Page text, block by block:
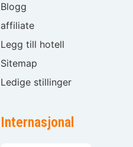
Blogg
affiliate
Legg till hotell
Sitemap
Ledige stillinger
Internasjonal